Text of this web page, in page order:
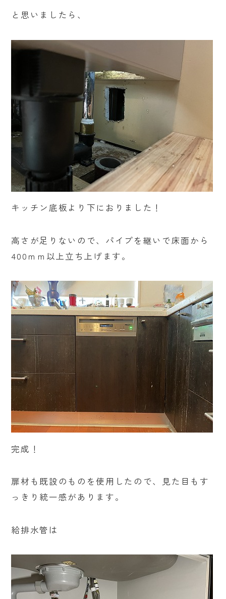
と思いましたら、
キッチン底板より下におりました！
高さが足りないので、パイプを継いで床面から
400ｍｍ以上立ち上げます。
完成！
扉材も既設のものを使用したので、見た目もす
っきり統一感があります。
給排水管は